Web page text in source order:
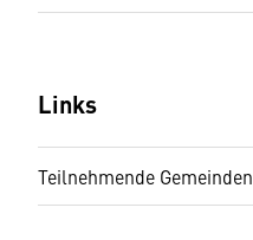
Links
Teilnehmende Gemeinden